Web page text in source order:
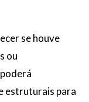
se houve
ou
estruturais para